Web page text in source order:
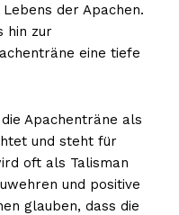
der Apachen.
hin zur
eine tiefe
Apachenträne als
und steht für
oft als Talisman
und positive
glauben, dass die